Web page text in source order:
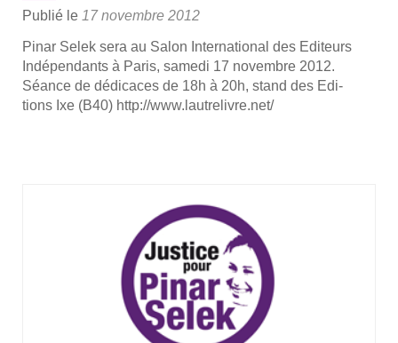
Publié le 17 novembre 2012
Pinar Selek sera au Salon Inter­na­tio­nal des Edi­teurs
Indé­pen­dants à Paris, same­di 17 novembre 2012.
Séance de dédi­caces de 18h à 20h, stand des Edi­
tions Ixe (B40) http://www.lautrelivre.net/